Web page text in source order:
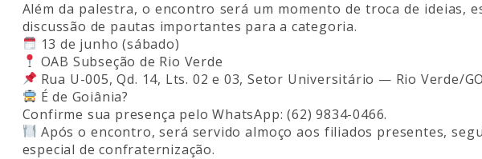
Além da palestra, o encontro será um momento de troca de ideias,
discussão de pautas importantes para a categoria.
13 de junho (sábado)
OAB Subseção de Rio Verde
Rua U-005, Qd. 14, Lts. 02 e 03, Setor Universitário — Rio Verde/GO
É de Goiânia?
Confirme sua presença pelo WhatsApp: (62) 9834-0466.
Após o encontro, será servido almoço aos filiados presentes,
especial de confraternização.